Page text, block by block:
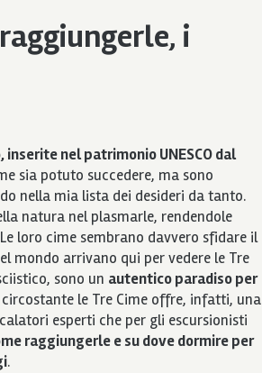
i
inserite nel patrimonio UNESCO dal
sia potuto succedere, ma sono
nella mia lista dei desideri da tanto.
natura nel plasmarle, rendendole
loro cime sembrano davvero sfidare il
mondo arrivano qui per vedere le Tre
sono un autentico paradiso per
le Tre Cime offre, infatti, una
esperti che per gli escursionisti
raggiungerle e su dove dormire per
.